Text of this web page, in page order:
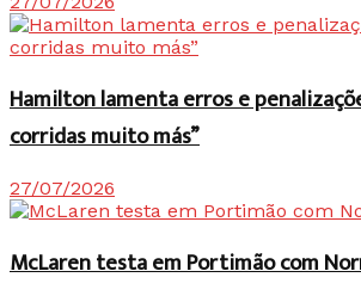
Hamilton lamenta erros e
corridas muito más”
27/07/2026
McLaren testa em Portimão com